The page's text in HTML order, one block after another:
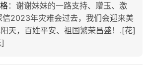
： 谢谢妹妹的一路支持、赠玉、激
信2023年灾难会过去，我们会迎来美
天，百姓平安、祖国繁荣昌盛！.[花]